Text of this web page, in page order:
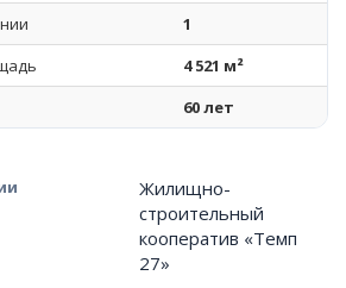
1
4 521 м²
60 лет
Жилищно-
строительный
кооператив «Темп
27»